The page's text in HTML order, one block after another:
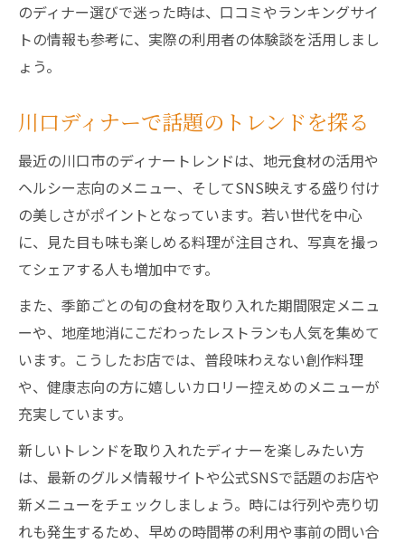
のディナー選びで迷った時は、口コミやランキングサイ
トの情報も参考に、実際の利用者の体験談を活用しまし
ょう。
川口ディナーで話題のトレンドを探る
最近の川口市のディナートレンドは、地元食材の活用や
ヘルシー志向のメニュー、そしてSNS映えする盛り付け
の美しさがポイントとなっています。若い世代を中心
に、見た目も味も楽しめる料理が注目され、写真を撮っ
てシェアする人も増加中です。
また、季節ごとの旬の食材を取り入れた期間限定メニュ
ーや、地産地消にこだわったレストランも人気を集めて
います。こうしたお店では、普段味わえない創作料理
や、健康志向の方に嬉しいカロリー控えめのメニューが
充実しています。
新しいトレンドを取り入れたディナーを楽しみたい方
は、最新のグルメ情報サイトや公式SNSで話題のお店や
新メニューをチェックしましょう。時には行列や売り切
れも発生するため、早めの時間帯の利用や事前の問い合